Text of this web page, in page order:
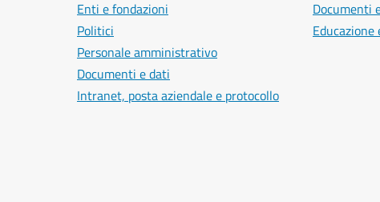
Enti e fondazioni
Politici
Personale amministrativo
Documenti e dati
Intranet, posta aziendale e protocollo
Documenti